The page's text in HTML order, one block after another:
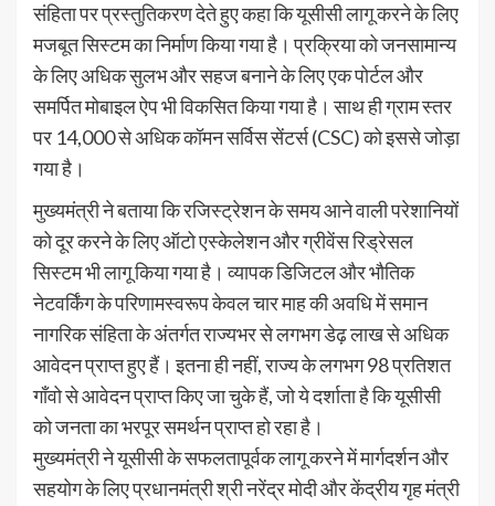
संहिता पर प्रस्तुतिकरण देते हुए कहा कि यूसीसी लागू करने के लिए
मजबूत सिस्टम का निर्माण किया गया है। प्रक्रिया को जनसामान्य
के लिए अधिक सुलभ और सहज बनाने के लिए एक पोर्टल और
समर्पित मोबाइल ऐप भी विकसित किया गया है। साथ ही ग्राम स्तर
पर 14,000 से अधिक कॉमन सर्विस सेंटर्स (CSC) को इससे जोड़ा
गया है।
मुख्यमंत्री ने बताया कि रजिस्ट्रेशन के समय आने वाली परेशानियों
को दूर करने के लिए ऑटो एस्केलेशन और ग्रीवेंस रिड्रेसल
सिस्टम भी लागू किया गया है। व्यापक डिजिटल और भौतिक
नेटवर्किंग के परिणामस्वरूप केवल चार माह की अवधि में समान
नागरिक संहिता के अंतर्गत राज्यभर से लगभग डेढ़ लाख से अधिक
आवेदन प्राप्त हुए हैं। इतना ही नहीं, राज्य के लगभग 98 प्रतिशत
गाँवो से आवेदन प्राप्त किए जा चुके हैं, जो ये दर्शाता है कि यूसीसी
को जनता का भरपूर समर्थन प्राप्त हो रहा है।
मुख्यमंत्री ने यूसीसी के सफलतापूर्वक लागू करने में मार्गदर्शन और
सहयोग के लिए प्रधानमंत्री श्री नरेंद्र मोदी और केंद्रीय गृह मंत्री